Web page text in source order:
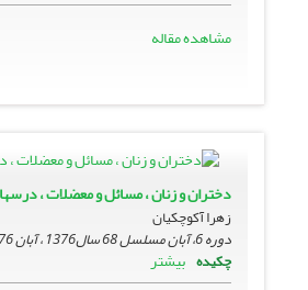
مشاهده مقاله
دختران و زنان ، مسائل و معضلات ،
زهرا آکوچکیان
دوره 6، آبان مسلسل 68 سال1376 ، آبان 1376
چکیده بیشتر